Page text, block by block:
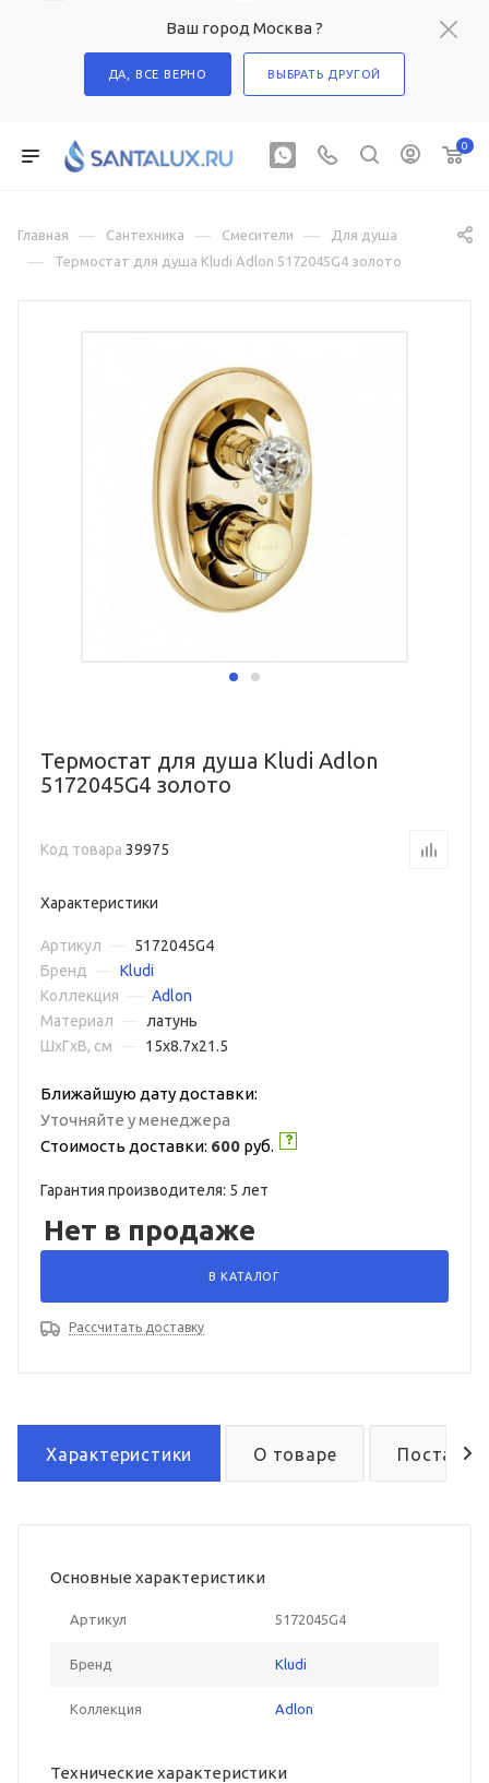
Ваш город Москва ?
ДА, ВСЕ ВЕРНО ВЫБРАТЬ ДРУГОЙ
0
Главная — Сантехника — Смесители — Для душа
— Термостат для душа Kludi Adlon 5172045G4 золото
Термостат для душа Kludi Adlon
5172045G4 золото
Код товара 39975
Характеристики
Артикул
5172045G4
Бренд
Kludi
Коллекция
Adlon
Материал
латунь
ШxГxВ, см
15x8.7x21.5
Ближайшую дату доставки:
Уточняйте у менеджера
Стоимость доставки: 600 руб.
Гарантия производителя: 5 лет
Нет в продаже
В КАТАЛОГ
Рассчитать доставку
Характеристики О товаре Поставка
Основные характеристики
Артикул 5172045G4
Бренд Kludi
Коллекция Adlon
Технические характеристики